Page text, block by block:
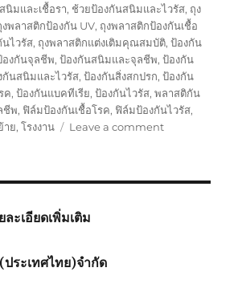
นิมและเชื้อรา, ช้วยป้องกันสนิมและไวรัส, ถุง
งพลาสติกป้องกัน UV, ถุงพลาสติกป้องกันเชื้อ
นไวรัส, ถุงพลาสติกแต่งเติมคุณสมบัติ,ป้องกัน
องกันจุลชีพ,ป้องกันสนิมและจุลชีพ,ป้องกัน
กันสนิมและไวรัส,ป้องกันสิ่งสกปรก,ป้องกัน
ค,ป้องกันแบคทีเรีย,ป้องกันไวรัส,พลาสติกัน
ชีพ, ฟิล์มป้องกันเชื้อโรค, ฟิล์มป้องกันไวรัส,
าย,โรงงาน Leave a commenton
ะเอียดเพิ่มเติม
ระเทศไทย)จำกัด